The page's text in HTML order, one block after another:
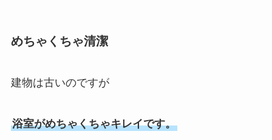
めちゃくちゃ清潔
建物は古いのですが
浴室がめちゃくちゃキレイです。